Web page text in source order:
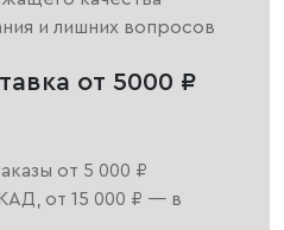
и лишних вопросов
от 5000 ₽
от 5 000 ₽
от 15 000 ₽ — в